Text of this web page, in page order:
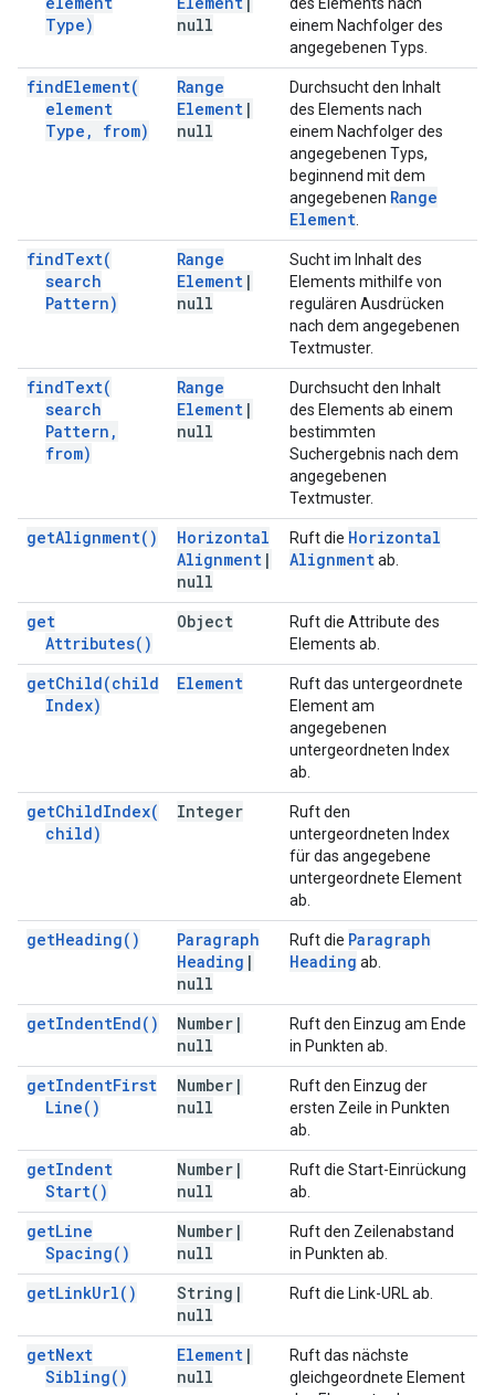
Type)
null
einem Nachfolger des
angegebenen Typs.
findElement(
element
Type , from)
Range
Element |
null
Durchsucht den Inhalt
des Elements nach
einem Nachfolger des
angegebenen Typs,
beginnend mit dem
angegebenen Range
Element
findText(
search
Pattern)
Range
Element |
null
Sucht im Inhalt des
Elements mithilfe von
regulären Ausdrücken
nach dem angegebenen
Textmuster.
findText(
search
Pattern ,
from)
Range
Element |
null
Durchsucht den Inhalt
des Elements ab einem
bestimmten
Suchergebnis nach dem
angegebenen
Textmuster.
getAlignment( )
Horizontal
Alignment |
null
Ruft die Horizontal
Alignmentab.
get
Attributes( )
Object
Ruft die Attribute des
Elements ab.
getChild(child
Index)
Element
Ruft das untergeordnete
Element am
angegebenen
untergeordneten Index
ab.
getChildIndex(
child)
Integer
Ruft den
untergeordneten Index
für das angegebene
untergeordnete Element
ab.
getHeading( )
Paragraph
Heading |
null
Ruft die Paragraph
Heading ab.
getIndentEnd( ) Number |
null
Ruft den Einzug am Ende
in Punkten ab.
getIndentFirst
Line( )
Number |
null
Ruft den Einzug der
ersten Zeile in Punkten
ab.
getIndent
Start( )
Number |
null
Ruft die Start-Einrückung
ab.
getLine
Spacing( )
Number |
null
Ruft den Zeilenabstand
in Punkten ab.
getLinkUrl( ) String |
null
Ruft die Link-URL ab.
getNext
Sibling( )
Element |
null
Ruft das nächste
gleichgeordnete Element